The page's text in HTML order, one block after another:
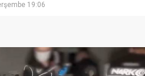
19:06